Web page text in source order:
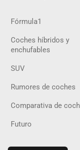
Fórmula1
Coches híbridos y
enchufables
SUV
Rumores de coches
Comparativa de
Futuro